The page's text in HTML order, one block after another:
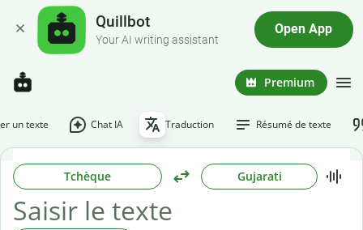
Quillbot
Your AI writing assistant
Open App
Premium
un texte Chat IA Traduction Résumé de texte
Tchèque Gujarati